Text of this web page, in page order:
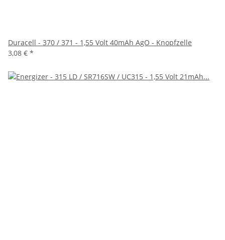
Duracell - 370 / 371 - 1,55 Volt 40mAh AgO - Knopfzelle
3,08 € *